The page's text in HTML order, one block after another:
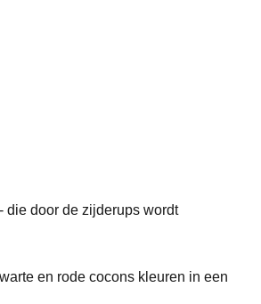
die door de zijderups wordt
en rode cocons kleuren in een